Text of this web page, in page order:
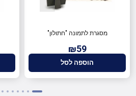
מסגרת לתמונה "חתולון"
₪59
הוספה לסל